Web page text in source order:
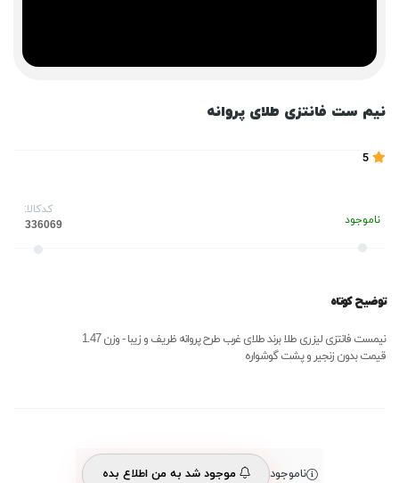
نیم ست فانتزی طلای پروانه
ناموجود
کدکالا:
توضیح کوتاه
نیمست فانتزی لیزری طلا برند طلای غرب طرح پروانه ظریف و زیبا - وزن 1.47
قیمت بدون زنجیر و پشت گوشواره
ناموجود موجود شد به من اطلاع بده